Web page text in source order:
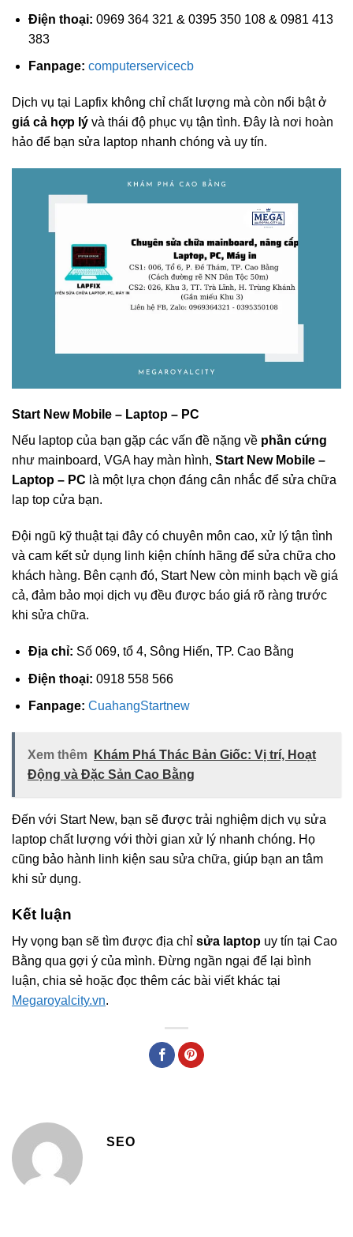
Điện thoại: 0969 364 321 & 0395 350 108 & 0981 413
383
Fanpage: computerservicecb
Dịch vụ tại Lapfix không chỉ chất lượng mà còn nổi bật ở
giá cả hợp lý và thái độ phục vụ tận tình. Đây là nơi hoàn
hảo để bạn sửa laptop nhanh chóng và uy tín.
Start New Mobile – Laptop – PC
Nếu laptop của bạn gặp các vấn đề nặng về phần cứng
như mainboard, VGA hay màn hình, Start New Mobile –
Laptop – PC là một lựa chọn đáng cân nhắc để sửa chữa
lap top cửa bạn.
Đội ngũ kỹ thuật tại đây có chuyên môn cao, xử lý tận tình
và cam kết sử dụng linh kiện chính hãng để sửa chữa cho
khách hàng. Bên cạnh đó, Start New còn minh bạch về giá
cả, đảm bảo mọi dịch vụ đều được báo giá rõ ràng trước
khi sửa chữa.
Địa chỉ: Số 069, tổ 4, Sông Hiến, TP. Cao Bằng
Điện thoại: 0918 558 566
Fanpage: CuahangStartnew
Xem thêm
Khám Phá Thác Bản Giốc: Vị trí, Hoạt
Động và Đặc Sản Cao Bằng
Đến với Start New, bạn sẽ được trải nghiệm dịch vụ sửa
laptop chất lượng với thời gian xử lý nhanh chóng. Họ
cũng bảo hành linh kiện sau sửa chữa, giúp bạn an tâm
khi sử dụng.
Kết luận
Hy vọng bạn sẽ tìm được địa chỉ sửa laptop uy tín tại Cao
Bằng qua gợi ý của mình. Đừng ngần ngại để lại bình
luận, chia sẻ hoặc đọc thêm các bài viết khác tại
Megaroyalcity.vn.
SEO